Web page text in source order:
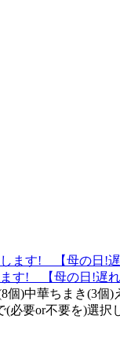
す! 【母の日!遅れ
)中華ちまき(3個
要or不要を)選択